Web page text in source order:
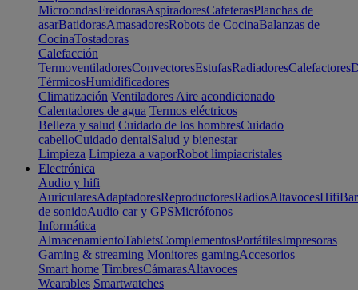
MicroondasFreidorasAspiradoresCafeterasPlanchas de
asarBatidorasAmasadoresRobots de CocinaBalanzas de
CocinaTostadoras
Calefacción
TermoventiladoresConvectoresEstufasRadiadoresCalefactores
TérmicosHumidificadores
Climatización Ventiladores Aire acondicionado
Calentadores de agua Termos eléctricos
Belleza y salud Cuidado de los hombresCuidado
cabelloCuidado dentalSalud y bienestar
Limpieza Limpieza a vaporRobot limpiacristales
Electrónica
Audio y hifi
AuricularesAdaptadoresReproductoresRadiosAltavocesHifi
de sonidoAudio car y GPSMicrófonos
Informática
AlmacenamientoTabletsComplementosPortátilesImpresoras
Gaming & streaming Monitores gamingAccesorios
Smart home TimbresCámarasAltavoces
Wearables Smartwatches